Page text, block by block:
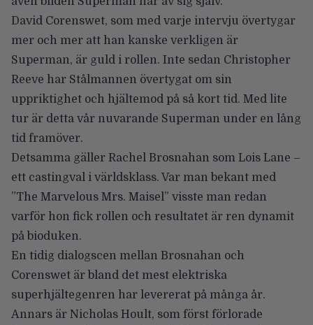
David Corenswet, som med varje intervju övertygar
mer och mer att han kanske verkligen är
Superman, är guld i rollen. Inte sedan Christopher
Reeve har Stålmannen övertygat om sin
uppriktighet och hjältemod på så kort tid. Med lite
tur är detta vår nuvarande Superman under en lång
tid framöver.
Detsamma gäller Rachel Brosnahan som Lois Lane –
ett castingval i världsklass. Var man bekant med
”The Marvelous Mrs. Maisel” visste man redan
varför hon fick rollen och resultatet är ren dynamit
på bioduken.
En tidig dialogscen mellan Brosnahan och
Corenswet är bland det mest elektriska
superhjältegenren har levererat på många år.
Annars är Nicholas Hoult, som först förlorade